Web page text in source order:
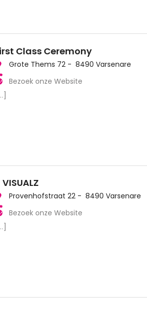
Class Ceremony
Grote Thems 72 - 8490 Varsenare
Bezoek onze Website
VISUALZ
Provenhofstraat 22 - 8490 Varsenare
Bezoek onze Website